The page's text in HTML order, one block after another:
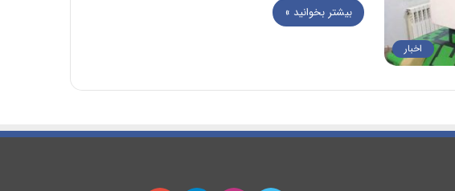
اخبار
بیشتر بخوانید »